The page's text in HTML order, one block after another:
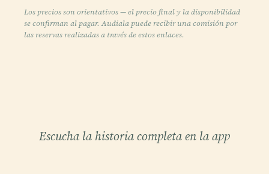
Los precios son orientativos — el precio final y la disponibilidad
se confirman al pagar. Audiala puede recibir una comisión por
las reservas realizadas a través de estos enlaces.
Escucha la historia completa en la app